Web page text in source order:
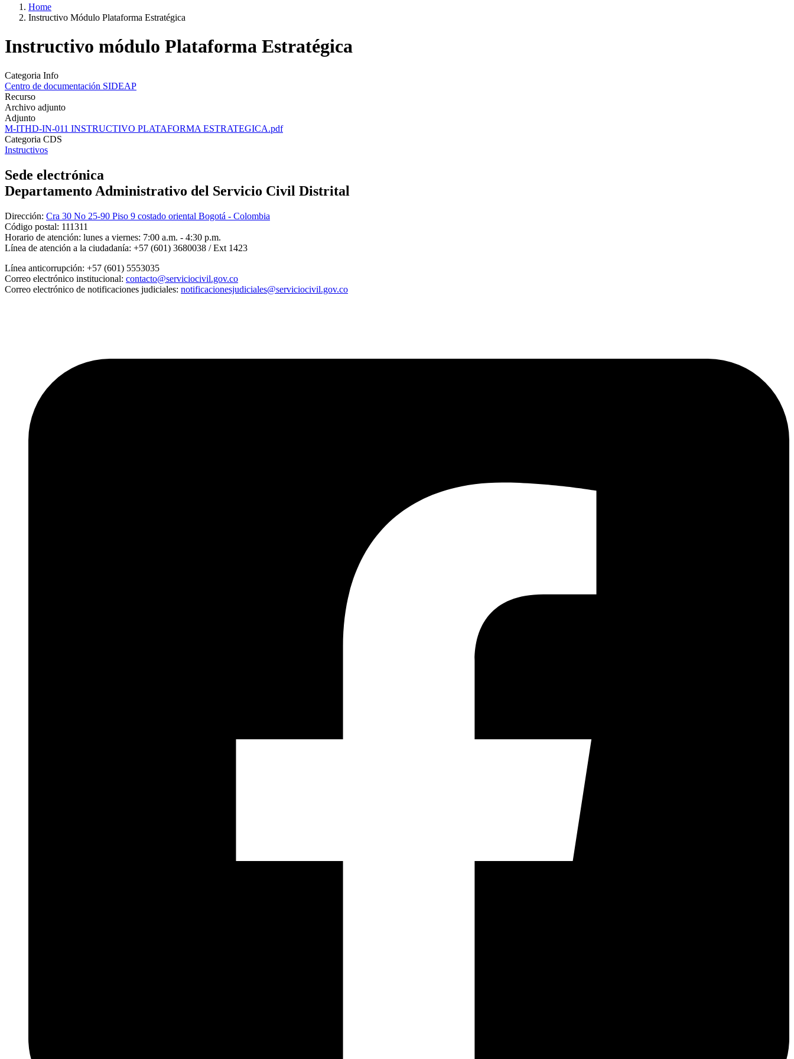
Home
Instructivo Módulo Plataforma Estratégica
Instructivo módulo Plataforma Estratégica
Categoria Info
Centro de documentación SIDEAP
Recurso
Archivo adjunto
Adjunto
M-ITHD-IN-011 INSTRUCTIVO PLATAFORMA ESTRATEGICA.pdf
Categoria CDS
Instructivos
Sede electrónica
Departamento Administrativo del Servicio Civil Distrital
Dirección: Cra 30 No 25-90 Piso 9 costado oriental Bogotá - Colombia
Código postal: 111311
Horario de atención: lunes a viernes: 7:00 a.m. - 4:30 p.m.
Línea de atención a la ciudadanía: +57 (601) 3680038 / Ext 1423
Línea anticorrupción: +57 (601) 5553035
Correo electrónico institucional: contacto@serviciocivil.gov.co
Correo electrónico de notificaciones judiciales: notificacionesjudiciales@serviciocivil.gov.co